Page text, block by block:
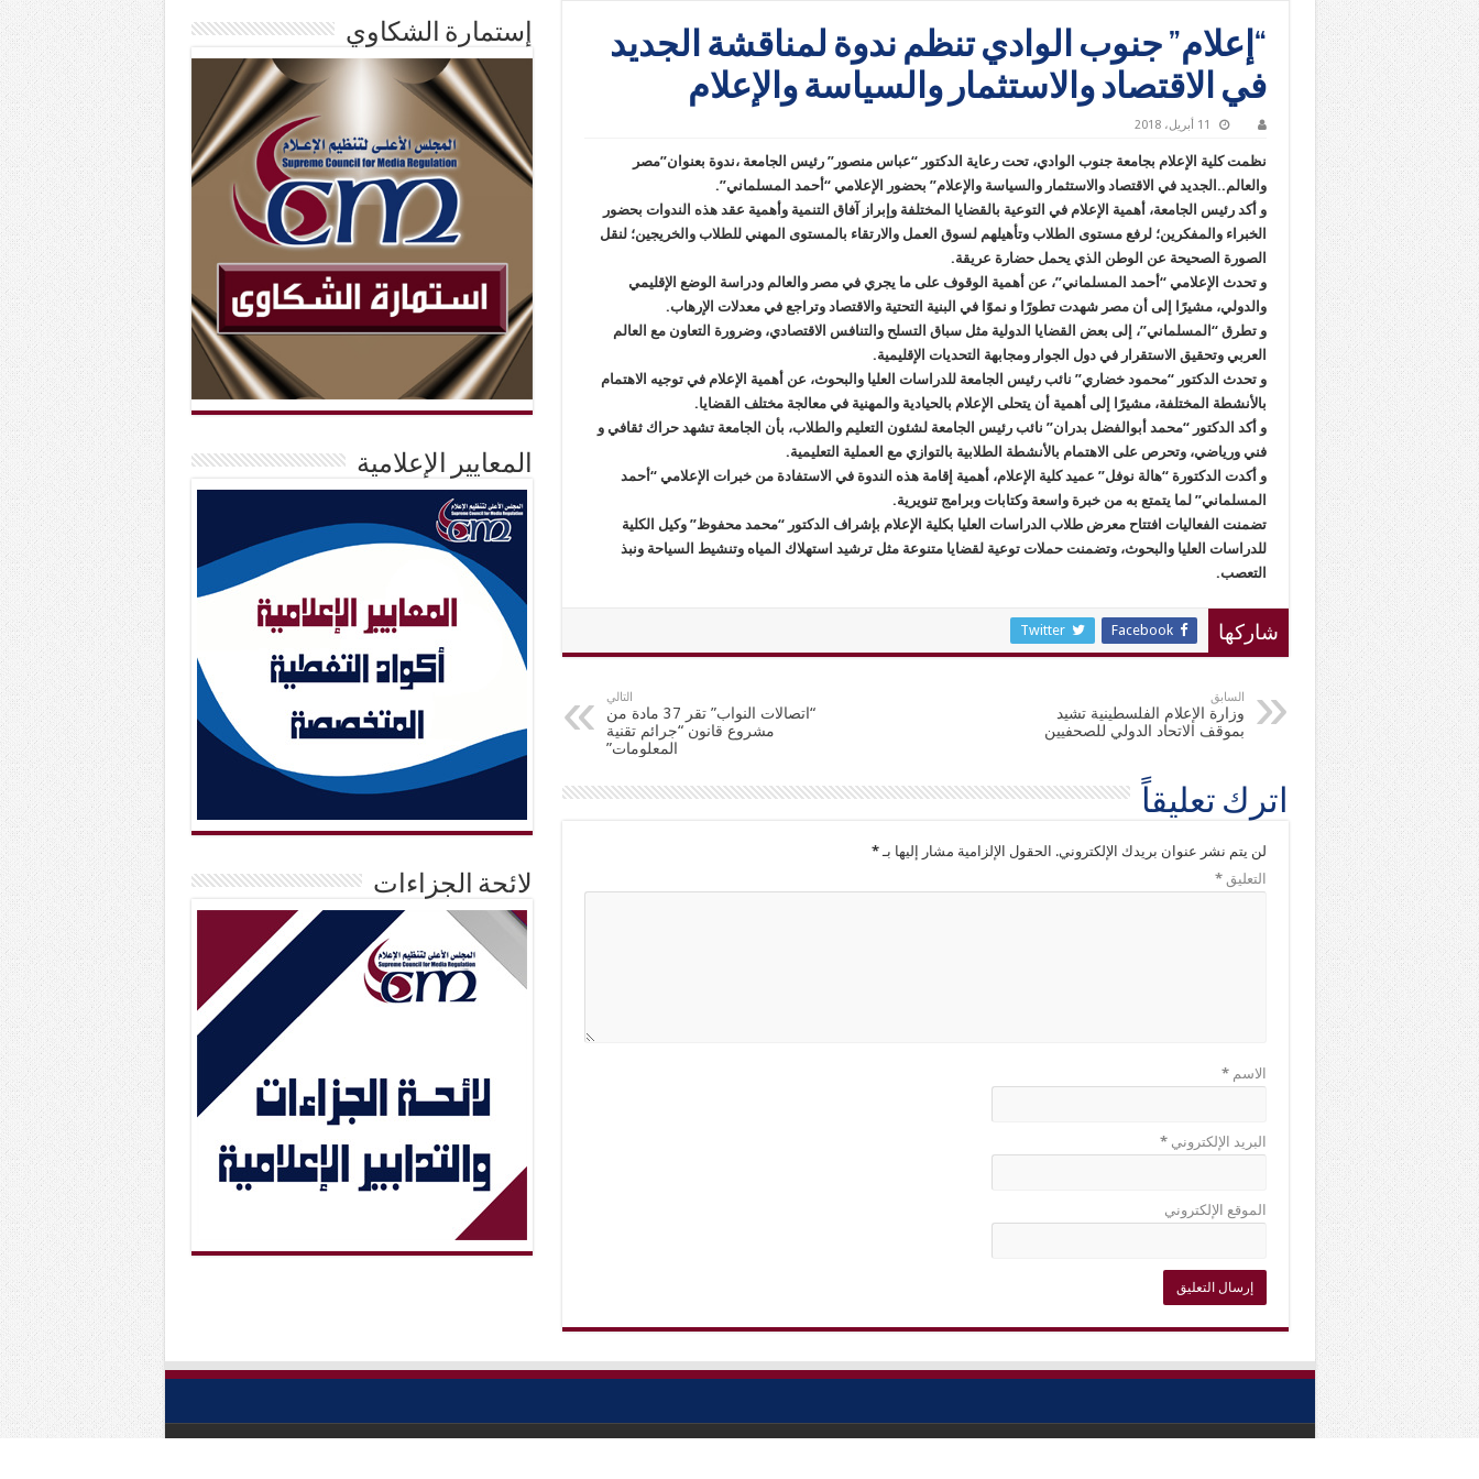
“إعلام” جنوب الوادي تنظم ندوة لمناقشة الجديد
في الاقتصاد والاستثمار والسياسة والإعلام
11 أبريل، 2018
نظمت كلية الإعلام بجامعة جنوب الوادي، تحت رعاية الدكتور “عباس منصور” رئيس الجامعة ،ندوة بعنوان”مصر
والعالم..الجديد في الاقتصاد والاستثمار والسياسة والإعلام” بحضور الإعلامي “أحمد المسلماني”.
و أكد رئيس الجامعة، أهمية الإعلام في التوعية بالقضايا المختلفة وإبراز آفاق التنمية وأهمية عقد هذه الندوات بحضور
الخبراء والمفكرين؛ لرفع مستوى الطلاب وتأهيلهم لسوق العمل والارتقاء بالمستوى المهني للطلاب والخريجين؛ لنقل
الصورة الصحيحة عن الوطن الذي يحمل حضارة عريقة.
و تحدث الإعلامي “أحمد المسلماني”، عن أهمية الوقوف على ما يجري في مصر والعالم ودراسة الوضع الإقليمي
والدولي، مشيرًا إلى أن مصر شهدت تطورًا و نموًا في البنية التحتية والاقتصاد وتراجع في معدلات الإرهاب.
و تطرق “المسلماني”، إلى بعض القضايا الدولية مثل سباق التسلح والتنافس الاقتصادي، وضرورة التعاون مع العالم
العربي وتحقيق الاستقرار في دول الجوار ومجابهة التحديات الإقليمية.
و تحدث الدكتور “محمود خضاري” نائب رئيس الجامعة للدراسات العليا والبحوث، عن أهمية الإعلام في توجيه الاهتمام
بالأنشطة المختلفة، مشيرًا إلى أهمية أن يتحلى الإعلام بالحيادية والمهنية في معالجة مختلف القضايا.
و أكد الدكتور “محمد أبوالفضل بدران” نائب رئيس الجامعة لشئون التعليم والطلاب، بأن الجامعة تشهد حراك ثقافي و
فني ورياضي، وتحرص على الاهتمام بالأنشطة الطلابية بالتوازي مع العملية التعليمية.
و أكدت الدكتورة “هالة نوفل” عميد كلية الإعلام، أهمية إقامة هذه الندوة في الاستفادة من خبرات الإعلامي “أحمد
المسلماني” لما يتمتع به من خبرة واسعة وكتابات وبرامج تنويرية.
تضمنت الفعاليات افتتاح معرض طلاب الدراسات العليا بكلية الإعلام بإشراف الدكتور “محمد محفوظ” وكيل الكلية
للدراسات العليا والبحوث، وتضمنت حملات توعية لقضايا متنوعة مثل ترشيد استهلاك المياه وتنشيط السياحة ونبذ
التعصب.
شاركها Facebook
Twitter
السابق
وزارة الإعلام الفلسطينية تشيد
بموقف الاتحاد الدولي للصحفيين
التالي
“اتصالات النواب” تقر 37 مادة من
مشروع قانون “جرائم تقنية
المعلومات”
اترك تعليقاً
لن يتم نشر عنوان بريدك الإلكتروني. الحقول الإلزامية مشار إليها بـ*
التعليق*
الاسم*
البريد الإلكتروني*
الموقع الإلكتروني
إستمارة الشكاوي
المعايير الإعلامية
لائحة الجزاءات